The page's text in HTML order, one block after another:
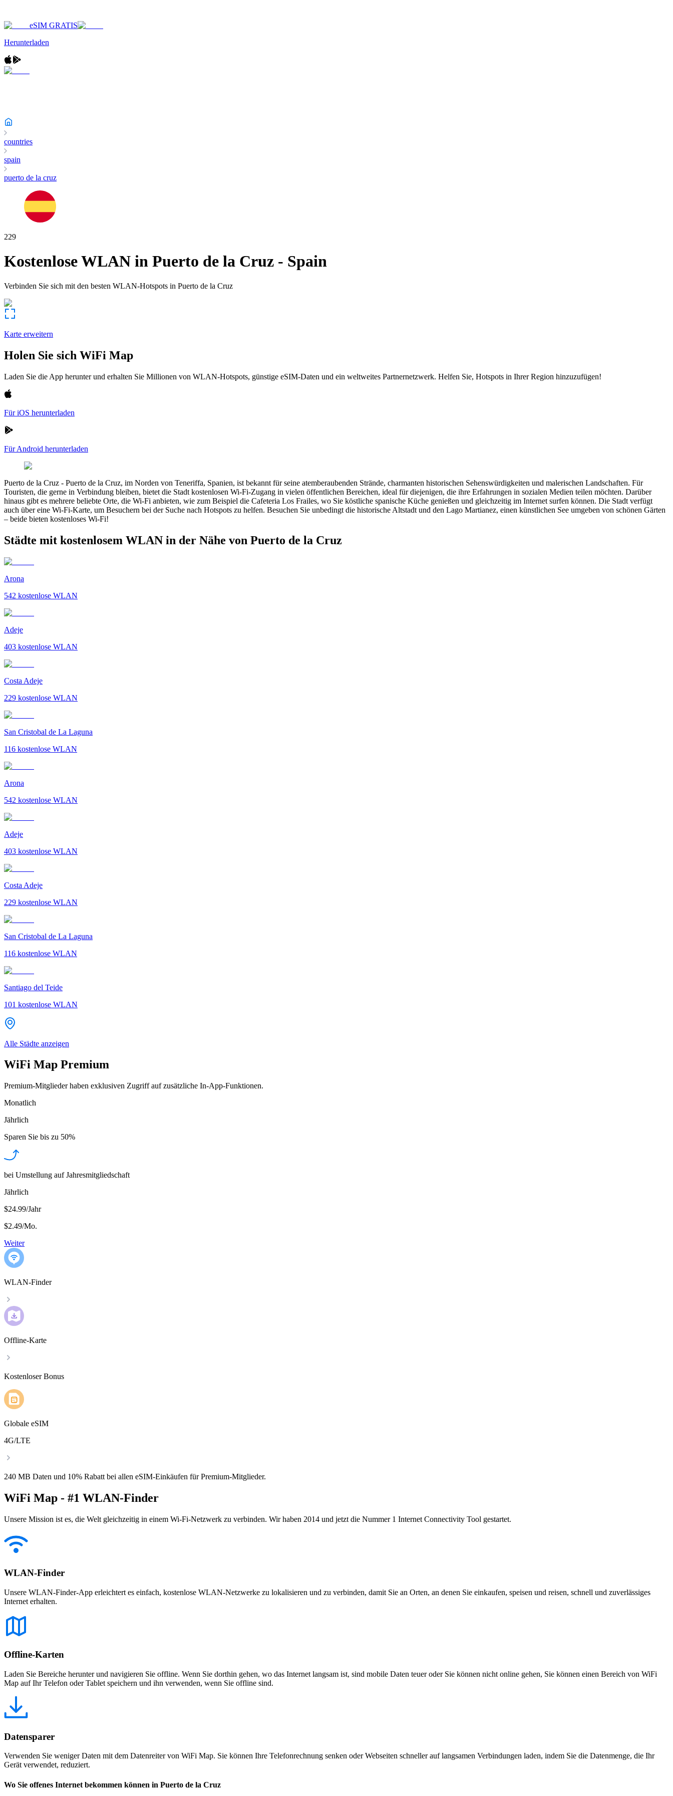
eSIM GRATIS
Herunterladen
countries
spain
puerto de la cruz
229
Kostenlose WLAN in Puerto de la Cruz - Spain
Verbinden Sie sich mit den besten WLAN-Hotspots in Puerto de la Cruz
Karte erweitern
Holen Sie sich WiFi Map
Laden Sie die App herunter und erhalten Sie Millionen von WLAN-Hotspots, günstige eSIM-Daten und ein weltweites Partnernetzwerk. Helfen Sie, Hotspots in Ihrer Region hinzuzufügen!
Für iOS herunterladen
Für Android herunterladen
Puerto de la Cruz - Puerto de la Cruz, im Norden von Teneriffa, Spanien, ist bekannt für seine atemberaubenden Strände, charmanten historischen Sehenswürdigkeiten und malerischen Landschaften. Für
Touristen, die gerne in Verbindung bleiben, bietet die Stadt kostenlosen Wi-Fi-Zugang in vielen öffentlichen Bereichen, ideal für diejenigen, die ihre Erfahrungen in sozialen Medien teilen möchten. Darüber
hinaus gibt es mehrere beliebte Orte, die Wi-Fi anbieten, wie zum Beispiel die Cafeteria Los Frailes, wo Sie köstliche spanische Küche genießen und gleichzeitig im Internet surfen können. Die Stadt verfügt
auch über eine Wi-Fi-Karte, um Besuchern bei der Suche nach Hotspots zu helfen. Besuchen Sie unbedingt die historische Altstadt und den Lago Martianez, einen künstlichen See umgeben von schönen Gärten
– beide bieten kostenloses Wi-Fi!
Städte mit kostenlosem WLAN in der Nähe von Puerto de la Cruz
Arona
542 kostenlose WLAN
Adeje
403 kostenlose WLAN
Costa Adeje
229 kostenlose WLAN
San Cristobal de La Laguna
116 kostenlose WLAN
Arona
542 kostenlose WLAN
Adeje
403 kostenlose WLAN
Costa Adeje
229 kostenlose WLAN
San Cristobal de La Laguna
116 kostenlose WLAN
Santiago del Teide
101 kostenlose WLAN
Alle Städte anzeigen
WiFi Map Premium
Premium-Mitglieder haben exklusiven Zugriff auf zusätzliche In-App-Funktionen.
Monatlich
Jährlich
Sparen Sie bis zu 50%
bei Umstellung auf Jahresmitgliedschaft
Jährlich
$24.99/Jahr
$2.49/Mo.
Weiter
WLAN-Finder
Offline-Karte
Kostenloser Bonus
Globale eSIM
4G/LTE
240 MB Daten und 10% Rabatt bei allen eSIM-Einkäufen für Premium-Mitglieder.
WiFi Map - #1 WLAN-Finder
Unsere Mission ist es, die Welt gleichzeitig in einem Wi-Fi-Netzwerk zu verbinden. Wir haben 2014 und jetzt die Nummer 1 Internet Connectivity Tool gestartet.
WLAN-Finder
Unsere WLAN-Finder-App erleichtert es einfach, kostenlose WLAN-Netzwerke zu lokalisieren und zu verbinden, damit Sie an Orten, an denen Sie einkaufen, speisen und reisen, schnell und zuverlässiges
Internet erhalten.
Offline-Karten
Laden Sie Bereiche herunter und navigieren Sie offline. Wenn Sie dorthin gehen, wo das Internet langsam ist, sind mobile Daten teuer oder Sie können nicht online gehen, Sie können einen Bereich von WiFi
Map auf Ihr Telefon oder Tablet speichern und ihn verwenden, wenn Sie offline sind.
Datensparer
Verwenden Sie weniger Daten mit dem Datenreiter von WiFi Map. Sie können Ihre Telefonrechnung senken oder Webseiten schneller auf langsamen Verbindungen laden, indem Sie die Datenmenge, die Ihr
Gerät verwendet, reduziert.
Wo Sie offenes Internet bekommen können in Puerto de la Cruz